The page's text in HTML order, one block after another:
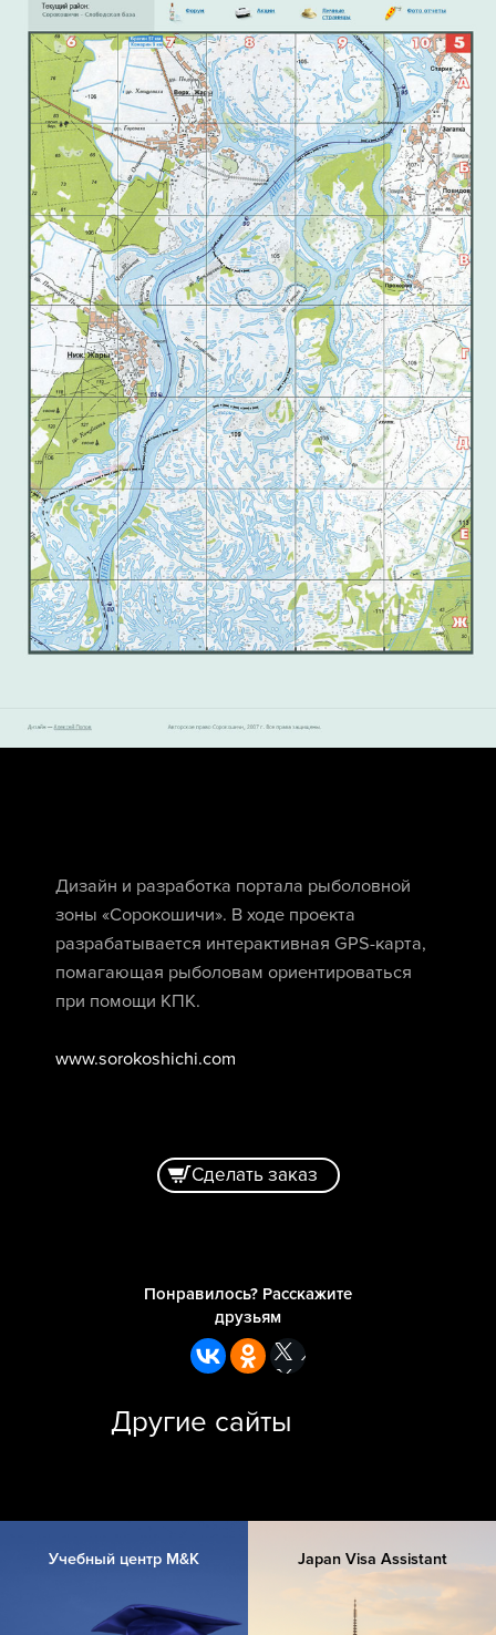
Дизайн и разработка портала рыболовной
зоны «Сорокошичи». В ходе проекта
разрабатывается интерактивная GPS-карта,
помагающая рыболовам ориентироваться
при помощи КПК.
www.sorokoshichi.com
Сделать заказ
Понравилось? Расскажите
друзьям
Другие сайты
Учебный центр M&K Japan Visa Assistant